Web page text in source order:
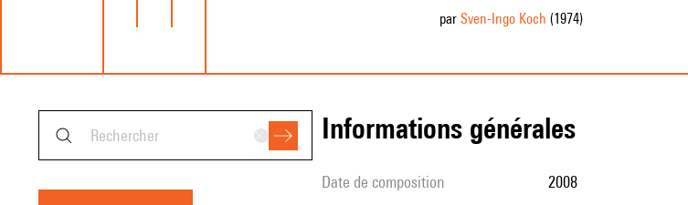
par Sven-Ingo Koch (1974)
informations générales
date de composition 2008